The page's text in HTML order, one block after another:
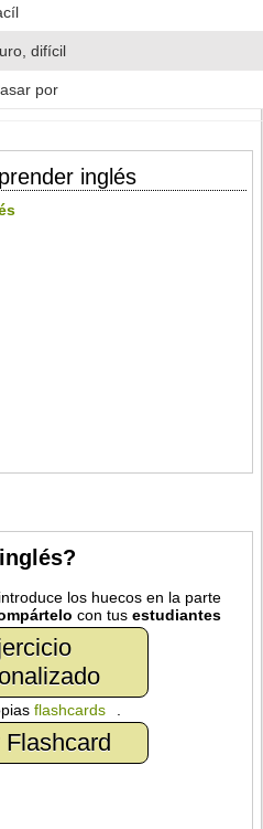
difícil
por
inglés
los huecos en la parte
con tusestudiantes
flashcards
Flashcard